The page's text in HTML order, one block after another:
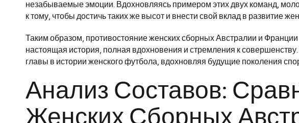
незабываемые эмоции. Вдохновляясь примером этих двух команд,
к тому, чтобы достичь таких же высот и внести свой вклад в развитие
Таким образом, противостояние женских сборных Австралии и
настоящая история, полная вдохновения и стремления к
главы в истории женского футбола, вдохновляя будущие поколения
Анализ Составов: